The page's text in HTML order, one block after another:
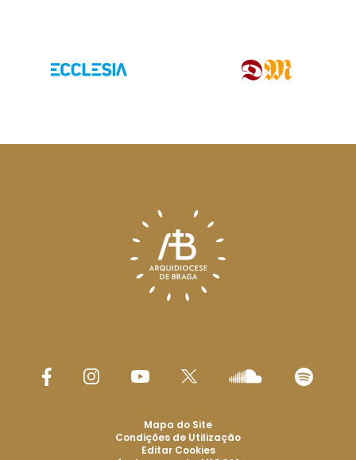
Mapa do Site
Condições de Utilização
Editar Cookies